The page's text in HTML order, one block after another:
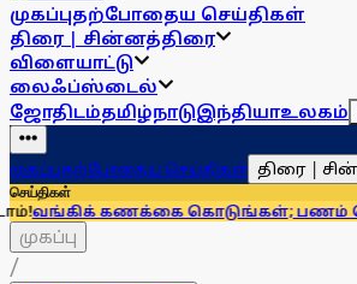
முகப்புதற்போதைய செய்திகள்
திரை | சின்னத்திரை
விளையாட்டு
லைஃப்ஸ்டைல்
ஜோதிடம்தமிழ்நாடுஇந்தியாஉலகம்
முகப்புதற்போதைய செய்திகள் திரை |
செய்திகள்
கணக்கை கொடுங்கள்; பணம்
முகப்பு
/